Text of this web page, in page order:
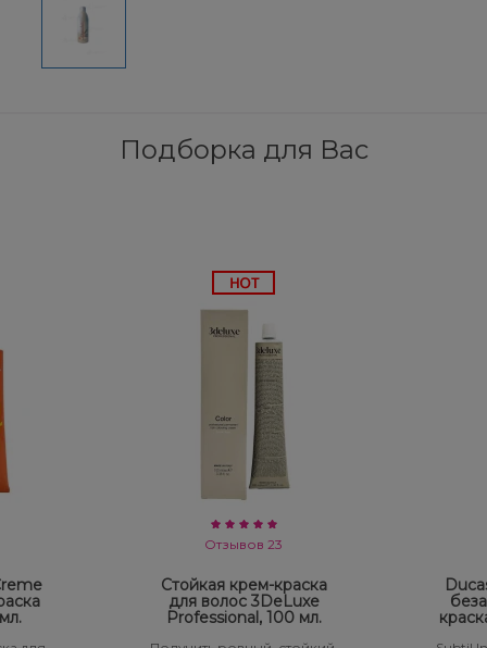
Подборка для Вас
Отзывов 23
Стойкая крем-краска
для волос 3DeLuxe
Professional, 100 мл.